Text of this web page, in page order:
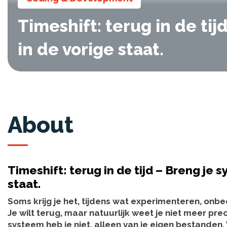
Timeshift: terug in de
in de vorige staat.
About
Timeshift: terug in de tijd – Breng je
staat.
Soms krijg je het, tijdens wat experimenteren,
Je wilt terug, maar natuurlijk weet je niet meer
systeem heb je niet, alleen van je eigen